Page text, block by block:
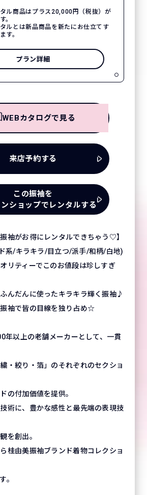
ル商品はプラス20,000円（税抜）が
。
ルとは新品商品を新たにお仕立てす
す。
プラン詳細
WEBカタログで見る
来店予約する
この振袖を
ショップでレンタルする
振袖がお得にレンタルできちゃう♡】
系/キラキラ/目立つ/派手/和柄/白地)
リティーでこのお値段は珍しすぎ
んだんに使ったキラキラ輝く振袖♪
袖で皆の目線を独り占め☆
年以上の老舗メーカーとして、一貫
・絞り・箔」のそれぞれのセクショ
の付加価値を提供。
術に、豊かな感性と最先端の表現技
を創出。
桂由美振袖ブランド着物コレクショ
。